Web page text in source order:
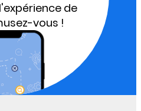
de
vous !